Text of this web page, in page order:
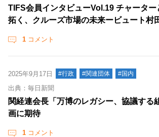
TIFS会員インタビューVol.19 チャーター
拓く、クルーズ市場の未来ービュート村
1 コメント
2025年9月17日 #行政 #関連団体 #国内
出典：毎日新聞
関経連会長「万博のレガシー、協議す
画に期待
1 コメント